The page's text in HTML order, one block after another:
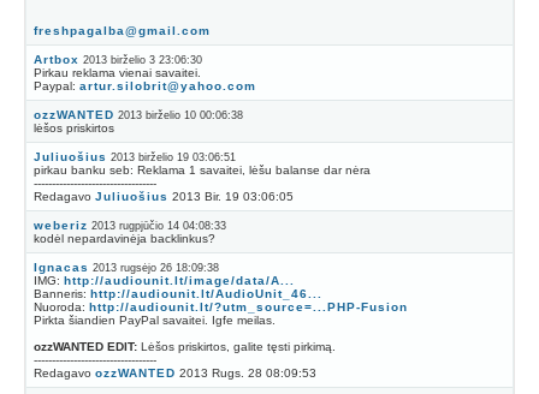
freshpagalba@gmail.com
Artbox 2013 birželio 3 23:06:30
Pirkau reklama vienai savaitei.
Paypal: artur.silobrit@yahoo.com
ozzWANTED 2013 birželio 10 00:06:38
lėšos priskirtos
Juliuošius 2013 birželio 19 03:06:51
pirkau banku seb: Reklama 1 savaitei, lėšu balanse dar nėra
----------------------------------
Redagavo Juliuošius 2013 Bir. 19 03:06:05
weberiz 2013 rugpjūčio 14 04:08:33
kodėl nepardavinėja backlinkus?
Ignacas 2013 rugsėjo 26 18:09:38
IMG: http://audiounit.lt/image/data/A...
Banneris: http://audiounit.lt/AudioUnit_46...
Nuoroda: http://audiounit.lt/?utm_source=...PHP-Fusion
Pirkta šiandien PayPal savaitei. Igfe meilas.
ozzWANTED EDIT:Lėšos priskirtos, galite tęsti pirkimą.
----------------------------------
Redagavo ozzWANTED 2013 Rugs. 28 08:09:53